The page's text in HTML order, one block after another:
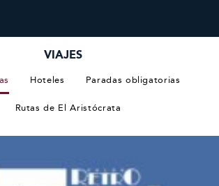
VIAJES
Hoteles Paradas obligatorias
Rutas de El Aristócrata